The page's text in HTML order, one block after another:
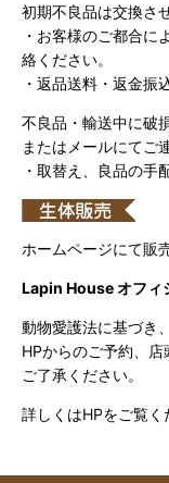
初期不良品は交換さ
・お客様のご都合に
絡ください。
・返品送料・返金振
不良品・輸送中に破
またはメールにてご
・取替え、良品の手
ホームページにて販
Lapin House オフィ
動物愛護法に基づき
HPからのご予約、
ご了承ください。
詳しくはHPをご覧く